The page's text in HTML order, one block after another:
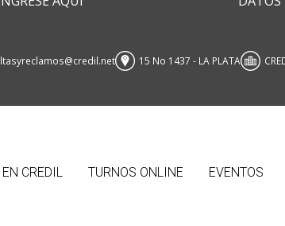
15 No 1437 - LA PLATA
CREDIL TURNOS ONLINE EVENTOS